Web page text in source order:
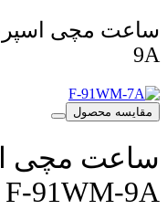
9A
مقایسه محصول
ساعت مچی
F-91WM-9A